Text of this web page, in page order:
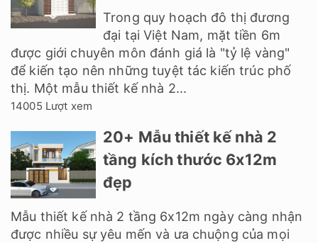
Trong quy hoạch đô thị đương
đại tại Việt Nam, mặt tiền 6m
được giới chuyên môn đánh giá là "tỷ lệ vàng"
để kiến tạo nên những tuyệt tác kiến trúc phố
thị. Một mẫu thiết kế nhà 2...
14005 Lượt xem
20+ Mẫu thiết kế nhà 2
tầng kích thước 6x12m
đẹp
Mẫu thiết kế nhà 2 tầng 6x12m ngày càng nhận
được nhiều sự yêu mến và ưa chuộng của mọi